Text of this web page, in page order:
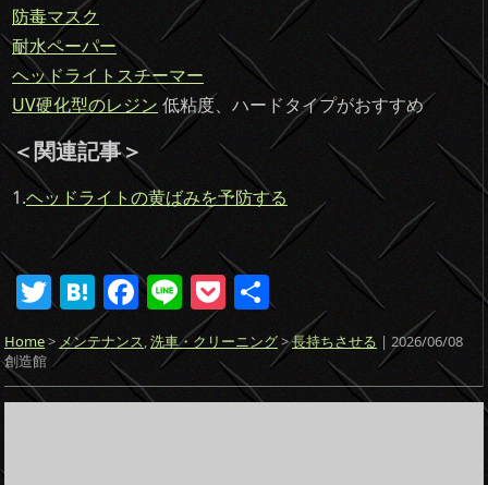
防毒マスク
耐水ペーパー
ヘッドライトスチーマー
UV硬化型のレジン 低粘度、ハードタイプがおすすめ
＜関連記事＞
1.ヘッドライトの黄ばみを予防する
T
w
itt
er
H
at
e
n
F
a
c
e
Li
n
e
P
o
ck
et
共
有
Home> メンテナンス,洗車・クリーニング>長持ちさせる | 2026/06/08
創造館